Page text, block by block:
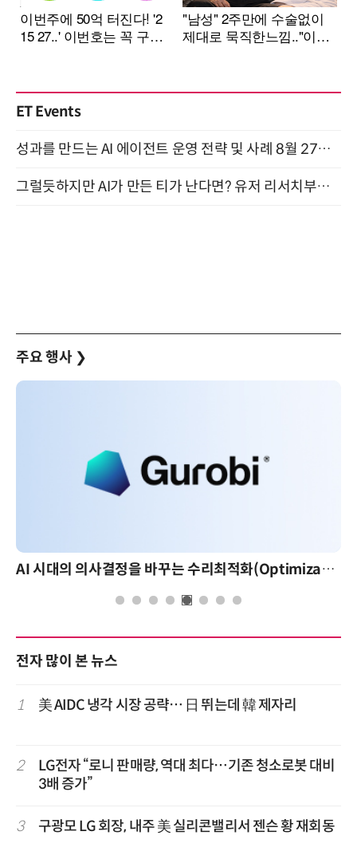
ET Events
성과를 만드는 AI 에이전트 운영 전략 및 사례 8월 27일 개최
그럴듯하지만 AI가 만든 티가 난다면? 유저 리서치부터 배포까지! (9/15)
주요 행사 ❯
AI 시대의 의사결정을 바꾸는 수리최적화(Optimization): 실제 산업 적용 사례와 활용 전략
전자 많이 본 뉴스
1 美 AIDC 냉각 시장 공략… 日 뛰는데 韓 제자리
2
LG전자 “로니 판매량, 역대 최다…기존 청소로봇 대비
3배 증가”
3 구광모 LG 회장, 내주 美 실리콘밸리서 젠슨 황 재회동